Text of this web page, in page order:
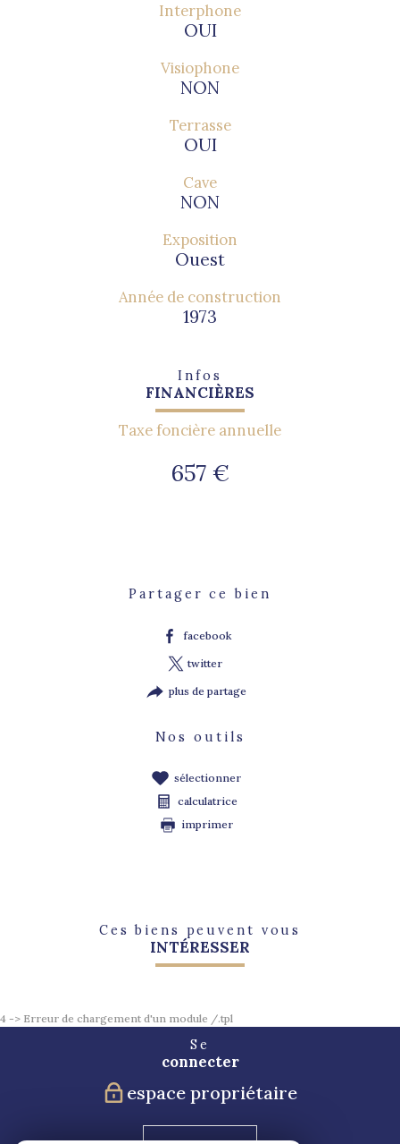
Interphone
OUI
Visiophone
NON
Terrasse
OUI
Cave
NON
Exposition
Ouest
Année de construction
1973
Infos
FINANCIÈRES
Taxe foncière annuelle
657 €
Partager ce bien
facebook
twitter
plus de partage
Nos outils
sélectionner
calculatrice
imprimer
Ces biens peuvent vous
INTÉRESSER
4 -> Erreur de chargement d'un module /.tpl
Se
connecter
espace propriétaire